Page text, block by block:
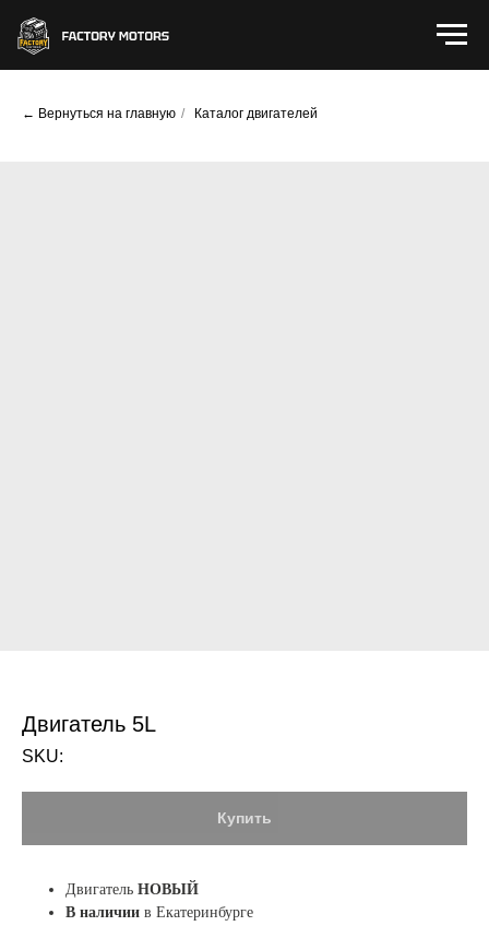
← Вернуться на главную / Каталог двигателей
Двигатель 5L
SKU:
Купить
Двигатель НОВЫЙ
В наличии в Екатеринбурге